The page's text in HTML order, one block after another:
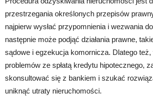
przestrzegania określonych przepisów
najpierw wysłać przypomnienia i wezwania
następnie może podjąć działania prawne,
sądowe i egzekucja komornicza. Dlatego
problemów ze spłatą kredytu hipotecznego,
skonsultować się z bankiem i szukać
uniknąć utraty nieruchomości.